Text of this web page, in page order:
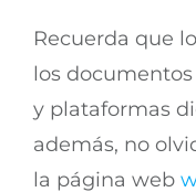
Recuerda que
los
y plataformas
además, no
la página web